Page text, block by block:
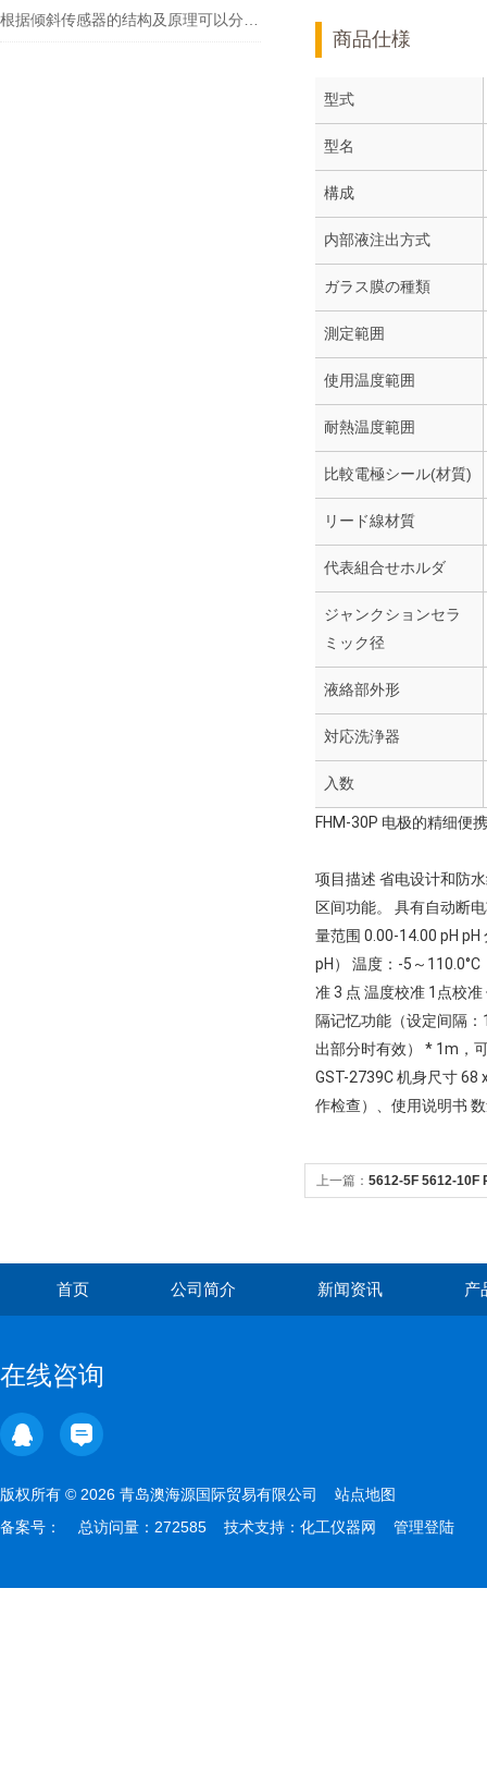
商品仕様
型式
型名
構成
内部液注出方式
ガラス膜の種類
測定範囲
使用温度範囲
耐熱温度範囲
比較電極シール(材質)
リード線材質
代表組合せホルダ
ジャンクションセラ
ミック径
液絡部外形
対応洗浄器
入数
FHM-30P 电极的精细便
项目描述 省电设计和防
区间功能。 具有自动断
量范围 0.00-14.00 pH
pH） 温度：-5～
准 3 点 温度校准 1点校
隔记忆功能（设定间隔
出部分时有效） * 1m，
GST-2739C 机身尺寸 68
作检查）、使用说明书
上一篇： 5612-5F 5612-10F
首页 公司简介 新闻资讯 产
在线咨询
版权所有 © 2026 青岛澳海源国际贸易有限公司 站点地图
备案号：
总访问量：272585 技术支持： 化工仪器网 管理登陆